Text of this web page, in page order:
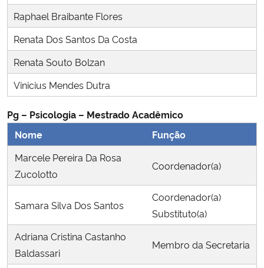
Planalto
Raphael Braibante Flores
Renata Dos Santos Da Costa
Renata Souto Bolzan
Vinicius Mendes Dutra
Pg – Psicologia – Mestrado Acadêmico
Nome
Função
Marcele Pereira Da Rosa
Zucolotto
Coordenador(a)
Samara Silva Dos Santos
Coordenador(a)
Substituto(a)
Adriana Cristina Castanho
Baldassari
Membro da Secretaria